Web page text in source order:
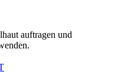
auftragen und